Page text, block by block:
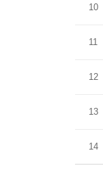
10
11
12
13
14